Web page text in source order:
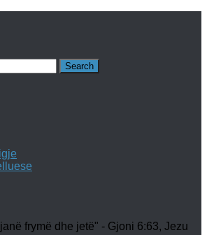
frymë dhe jetë" - Gjoni 6:63, Jezu